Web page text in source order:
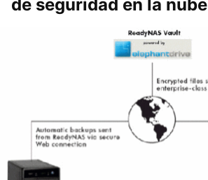
de seguridad en la nube